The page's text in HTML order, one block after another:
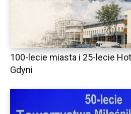
100-lecie miasta i 25-lecie
Gdyni